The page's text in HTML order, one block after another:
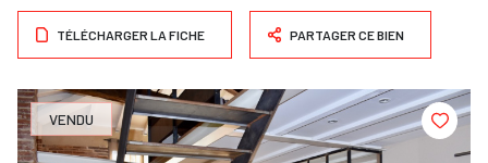
TÉLÉCHARGER LA FICHE PARTAGER CE BIEN
VENDU